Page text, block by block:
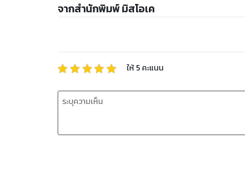
จากสำนักพิมพ์ มิสโอเค
ให้ 5 คะแนน